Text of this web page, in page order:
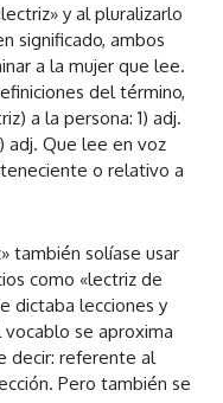
y al pluralizarlo
significado, ambos
a la mujer que lee.
del término,
a la persona: 1) adj.
adj. Que lee en voz
o relativo a
también solíase usar
como «lectriz de
dictaba lecciones y
vocablo se aproxima
decir: referente al
Pero también se